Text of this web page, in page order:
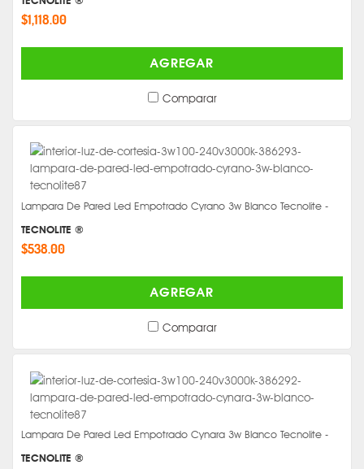
$1,118.00
AGREGAR
Comparar
Lampara De Pared Led Empotrado Cyrano 3w Blanco Tecnolite -
TECNOLITE ®
$538.00
AGREGAR
Comparar
Lampara De Pared Led Empotrado Cynara 3w Blanco Tecnolite -
TECNOLITE ®